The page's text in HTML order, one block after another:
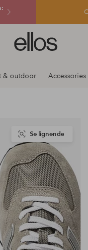
Ellos
logo
gå
& outdoor Accessories
Se lignende